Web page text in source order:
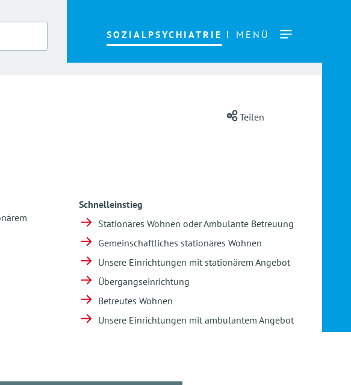
SOZIALPSYCHIATRIE MENÜ
Teilen
Schnelleinstieg
Stationäres Wohnen oder Ambulante Betreuung
Gemeinschaftliches stationäres Wohnen
Unsere Einrichtungen mit stationärem Angebot
Übergangseinrichtung
Betreutes Wohnen
Unsere Einrichtungen mit ambulantem Angebot